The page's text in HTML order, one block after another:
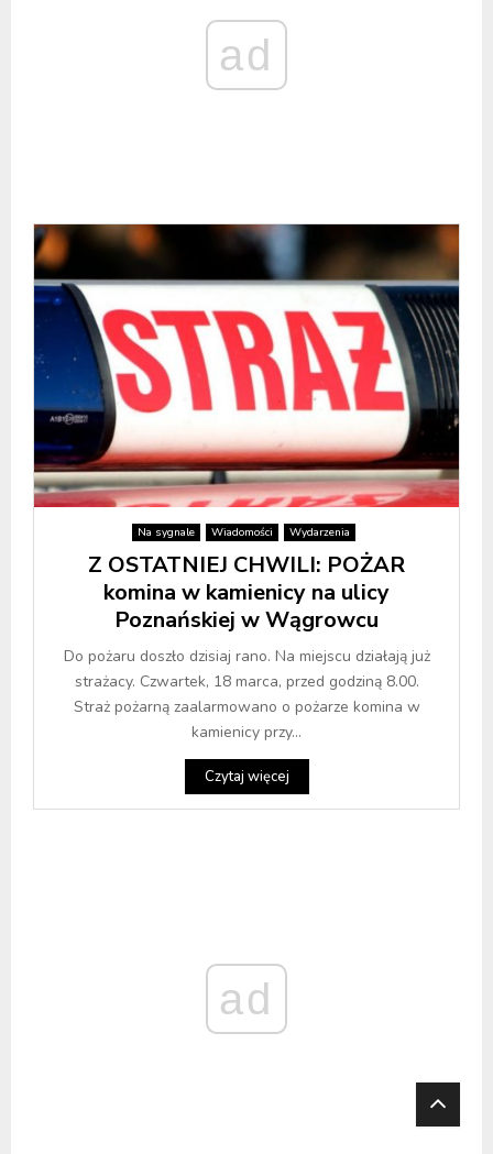
ad
Na sygnale Wiadomości Wydarzenia
Z OSTATNIEJ CHWILI: POŻAR
komina w kamienicy na ulicy
Poznańskiej w Wągrowcu
Do pożaru doszło dzisiaj rano. Na miejscu działają już
strażacy. Czwartek, 18 marca, przed godziną 8.00.
Straż pożarną zaalarmowano o pożarze komina w
kamienicy przy...
Czytaj więcej
ad